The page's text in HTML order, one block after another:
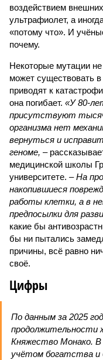
воздействием
ультрафиолет, а
«потому что». И
почему.
Некоторые мутации
может существовать
приводят к
она погибает. «У 80-
присутствуют
организма нет
вернуться и
геноме, –
медицинской школы
университете. – На
накопившиеся
работы клетки, а в
предпосылки для
какие бы
бы ни пытались
причины, всё равно
своё.
Цифры
По данным за 2025
продолжительности
Княжество Монако.
учётом богатства и